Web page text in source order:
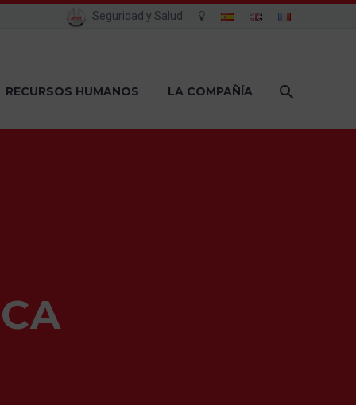
Seguridad y Salud
RECURSOS HUMANOS LA COMPAÑÍA